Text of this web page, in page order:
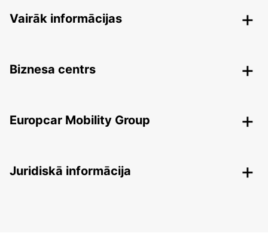
Vairāk informācijas
Biznesa centrs
Europcar Mobility Group
Juridiskā informācija